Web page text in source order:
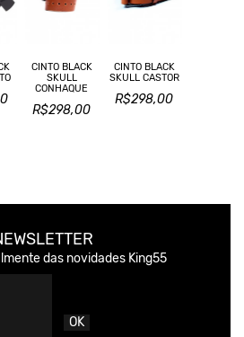
CINTO BLACK
SKULL
CONHAQUE
R$298,00
CINTO BLACK
SKULL CASTOR
R$298,00
das novidades King55
OK